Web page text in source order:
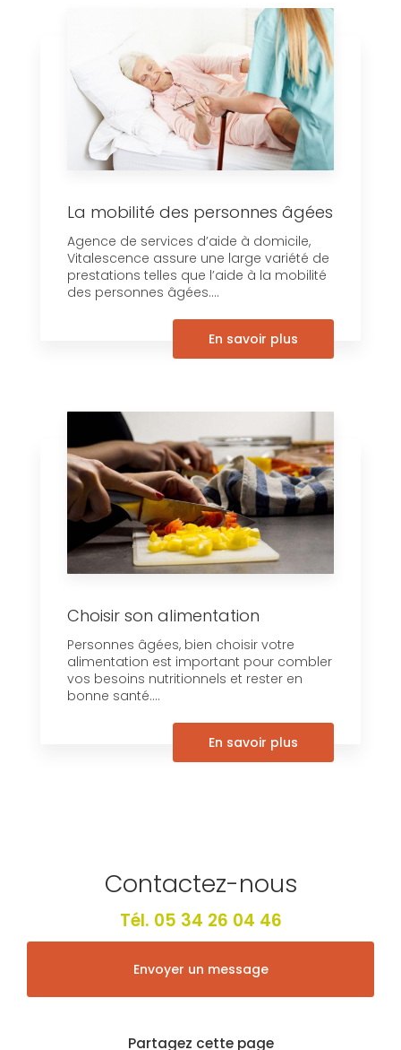
La mobilité des personnes âgées
Agence de services d’aide à domicile,
Vitalescence assure une large variété de
prestations telles que l’aide à la mobilité
des personnes âgées....
En savoir plus
Choisir son alimentation
Personnes âgées, bien choisir votre
alimentation est important pour combler
vos besoins nutritionnels et rester en
bonne santé....
En savoir plus
Contactez-nous
Tél. 05 34 26 04 46
Envoyer un message
Partagez cette page